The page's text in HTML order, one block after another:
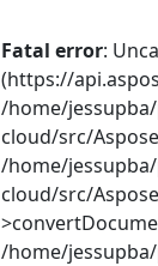
Fatal error:
(https://
/home/
cloud/src/
/home/
cloud/src/
/home/